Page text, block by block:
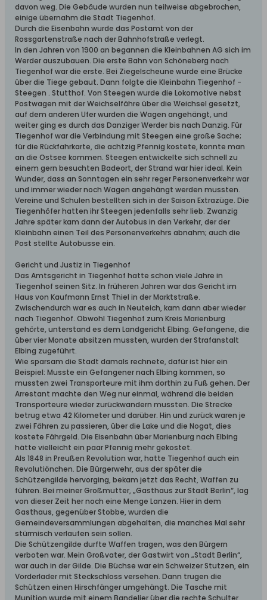
davon weg. Die Gebäude wurden nun teilweise abgebrochen,
einige übernahm die Stadt Tiegenhof.
Durch die Eisenbahn wurde das Postamt von der
Rossgartenstraße nach der Bahnhofstraße verlegt.
In den Jahren von 1900 an begannen die Kleinbahnen AG sich im
Werder auszubauen. Die erste Bahn von Schöneberg nach
Tiegenhof war die erste. Bei Ziegelscheune wurde eine Brücke
über die Tiege gebaut. Dann folgte die Kleinbahn Tiegenhof -
Steegen . Stutthof. Von Steegen wurde die Lokomotive nebst
Postwagen mit der Weichselfähre über die Weichsel gesetzt,
auf dem anderen Ufer wurden die Wagen angehängt, und
weiter ging es durch das Danziger Werder bis nach Danzig. Für
Tiegenhof war die Verbindung mit Steegen eine große Sache;
für die Rückfahrkarte, die achtzig Pfennig kostete, konnte man
an die Ostsee kommen. Steegen entwickelte sich schnell zu
einem gern besuchten Badeort, der Strand war hier ideal. Kein
Wunder, dass an Sonntagen ein sehr reger Personenverkehr war
und immer wieder noch Wagen angehängt werden mussten.
Vereine und Schulen bestellten sich in der Saison Extrazüge. Die
Tiegenhöfer hatten ihr Steegen jedenfalls sehr lieb. Zwanzig
Jahre später kam dann der Autobus in den Verkehr, der der
Kleinbahn einen Teil des Personenverkehrs abnahm; auch die
Post stellte Autobusse ein.
Gericht und Justiz in Tiegenhof
Das Amtsgericht in Tiegenhof hatte schon viele Jahre in
Tiegenhof seinen Sitz. In früheren Jahren war das Gericht im
Haus von Kaufmann Ernst Thiel in der Marktstraße.
Zwischendurch war es auch in Neuteich, kam dann aber wieder
nach Tiegenhof. Obwohl Tiegenhof zum Kreis Marienburg
gehörte, unterstand es dem Landgericht Elbing. Gefangene, die
über vier Monate absitzen mussten, wurden der Strafanstalt
Elbing zugeführt.
Wie sparsam die Stadt damals rechnete, dafür ist hier ein
Beispiel: Musste ein Gefangener nach Elbing kommen, so
mussten zwei Transporteure mit ihm dorthin zu Fuß gehen. Der
Arrestant machte den Weg nur einmal, während die beiden
Transporteure wieder zurückwandern mussten. Die Strecke
betrug etwa 42 Kilometer und darüber. Hin und zurück waren je
zwei Fähren zu passieren, über die Lake und die Nogat, dies
kostete Fährgeld. Die Eisenbahn über Marienburg nach Elbing
hätte vielleicht ein paar Pfennig mehr gekostet.
Als 1848 in Preußen Revolution war, hatte Tiegenhof auch ein
Revolutiönchen. Die Bürgerwehr, aus der später die
Schützengilde hervorging, bekam jetzt das Recht, Waffen zu
führen. Bei meiner Großmutter, „Gasthaus zur Stadt Berlin“, lag
von dieser Zeit her noch eine Menge Lanzen. Hier in dem
Gasthaus, gegenüber Stobbe, wurden die
Gemeindeversammlungen abgehalten, die manches Mal sehr
stürmisch verlaufen sein sollen.
Die Schützengilde durfte Waffen tragen, was den Bürgern
verboten war. Mein Großvater, der Gastwirt von „Stadt Berlin“,
war auch in der Gilde. Die Büchse war ein Schweizer Stutzen, ein
Vorderlader mit Steckschloss versehen. Dann trugen die
Schützen einen Hirschfänger umgehängt. Die Tasche mit
Munition wurde mit einem Bandelier über die rechte Schulter